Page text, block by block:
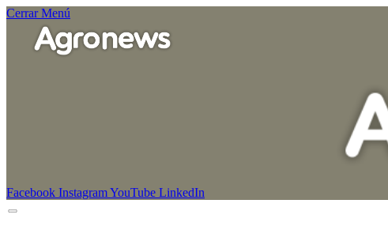
Cerrar Menú
Facebook InstagramYouTube LinkedIn